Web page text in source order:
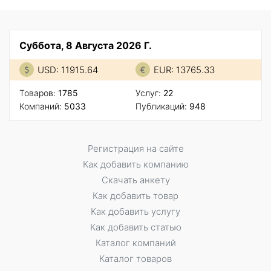
Суббота, 8 Августа 2026 Г.
USD: 11915.64 EUR: 13765.33
Товаров: 1785
Компаний: 5033
Услуг: 22
Публикаций: 948
Регистрация на сайте
Как добавить компанию
Скачать анкету
Как добавить товар
Как добавить услугу
Как добавить статью
Каталог компаний
Каталог товаров